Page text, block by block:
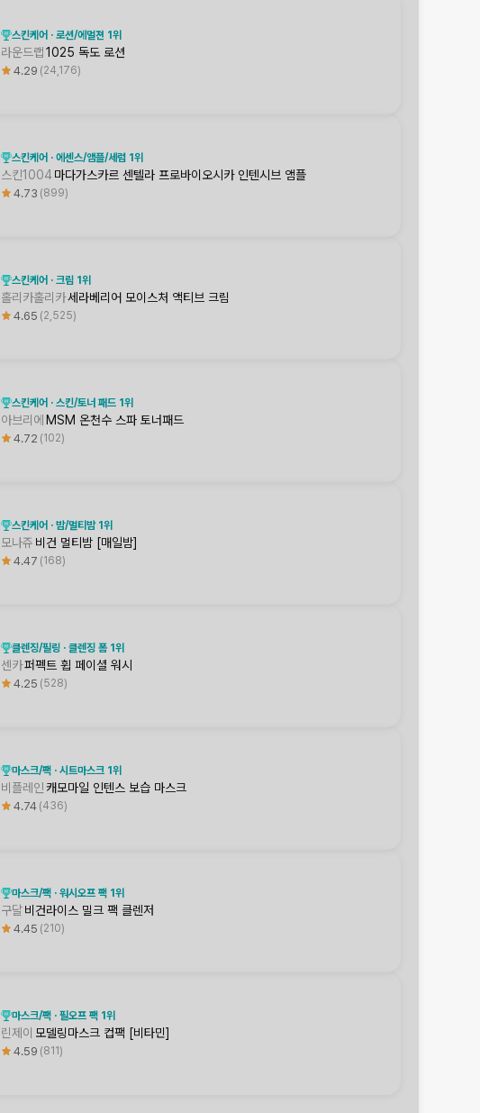
스킨케어 · 로션/에멀젼 1위
라운드랩1025 독도 로션
4.29 24,176
스킨케어 · 에센스/앰플/세럼 1위
스킨1004마다가스카르 센텔라 프로바이오시카 인텐시브 앰플
4.73 899
스킨케어 · 크림 1위
홀리카홀리카세라베리어 모이스처 액티브 크림
4.65 2,525
스킨케어 · 스킨/토너 패드 1위
아브리에 MSM 온천수 스파 토너패드
4.72 102
스킨케어 · 밤/멀티밤 1위
모나쥬 비건 멀티밤 [매일밤]
4.47 168
클렌징/필링 · 클렌징 폼 1위
센카퍼펙트 휩 페이셜 워시
4.25 528
마스크/팩 · 시트마스크 1위
비플레인 캐모마일 인텐스 보습 마스크
4.74 436
마스크/팩 · 워시오프 팩 1위
구달비건라이스 밀크 팩 클렌저
4.45 210
마스크/팩 · 필오프 팩 1위
린제이 모델링마스크 컵팩 [비타민]
4.59 811